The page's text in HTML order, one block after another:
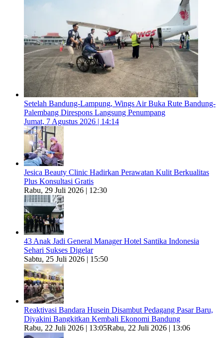
Setelah Bandung-Lampung, Wings Air Buka Rute Bandung-
Palembang Direspons Langsung Penumpang
Jumat, 7 Agustus 2026 | 14:14
Jesica Beauty Clinic Hadirkan Perawatan Kulit Berkualitas
Plus Konsultasi Gratis
Rabu, 29 Juli 2026 | 12:30
43 Anak Jadi General Manager Hotel Santika Indonesia
Sehari Sukses Digelar
Sabtu, 25 Juli 2026 | 15:50
Reaktivasi Bandara Husein Disambut Pedagang Pasar Baru,
Diyakini Bangkitkan Kembali Ekonomi Bandung
Rabu, 22 Juli 2026 | 13:05Rabu, 22 Juli 2026 | 13:06